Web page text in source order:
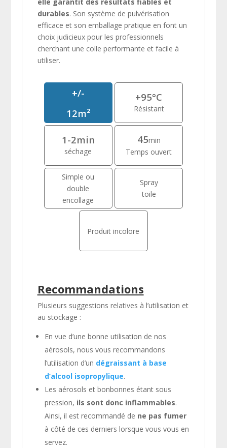
durables. Son système de pulvérisation
efficace et son emballage pratique en font un
choix judicieux pour les professionnels
cherchant une colle performante et facile à
utiliser.
+/-
12m²
+95°C
Résistant
1-2min
séchage
45min
Temps ouvert
Simple ou
double
encollage
Spray
toile
Produit incolore
Recommandations
Plusieurs suggestions relatives à l’utilisation et
au stockage :
En vue d’une bonne utilisation de nos
aérosols, nous vous recommandons
l’utilisation d’un dégraissant à base
d’alcool isopropylique.
Les aérosols et bonbonnes étant sous
pression, ils sont donc inflammables.
Ainsi, il est recommandé de ne pas fumer
à côté de ces derniers lorsque vous vous en
servez.